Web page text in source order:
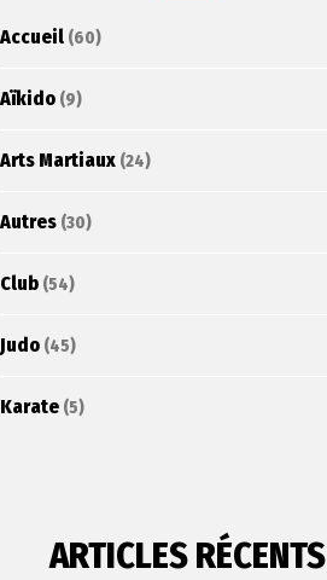
Accueil (60)
Aïkido (9)
Arts Martiaux (24)
Autres (30)
Club (54)
Judo (45)
Karate (5)
ARTICLES RÉCENTS